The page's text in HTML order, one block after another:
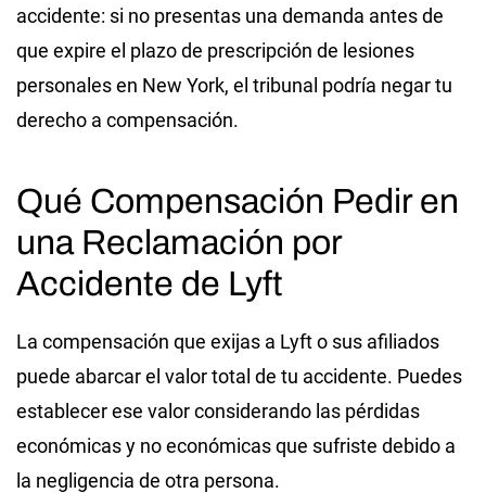
accidente: si no presentas una demanda antes de
que expire el plazo de prescripción de lesiones
personales en New York, el tribunal podría negar tu
derecho a compensación.
Qué Compensación Pedir en
una Reclamación por
Accidente de Lyft
La compensación que exijas a Lyft o sus afiliados
puede abarcar el valor total de tu accidente. Puedes
establecer ese valor considerando las pérdidas
económicas y no económicas que sufriste debido a
la negligencia de otra persona.